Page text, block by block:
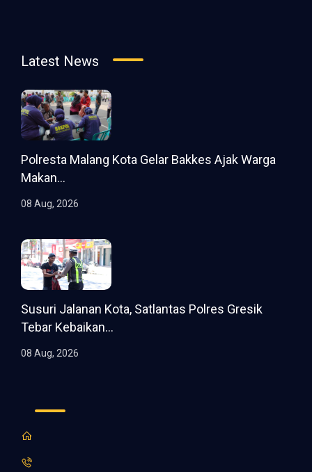
Latest News
Polresta Malang Kota Gelar Bakkes Ajak Warga
Makan...
08 Aug, 2026
Susuri Jalanan Kota, Satlantas Polres Gresik
Tebar Kebaikan...
08 Aug, 2026